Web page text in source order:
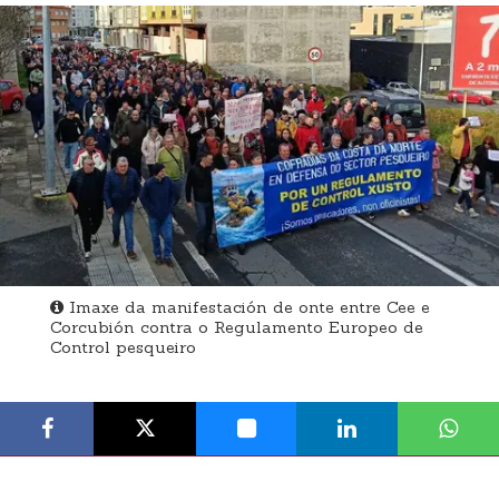
Imaxe da manifestación de onte entre Cee e
Corcubión contra o Regulamento Europeo de
Control pesqueiro